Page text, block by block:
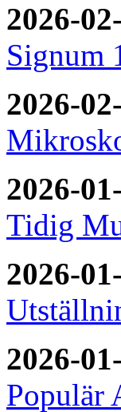
2026-
Signum
2026-
2026-
Tidig
2026-
2026-
Populär